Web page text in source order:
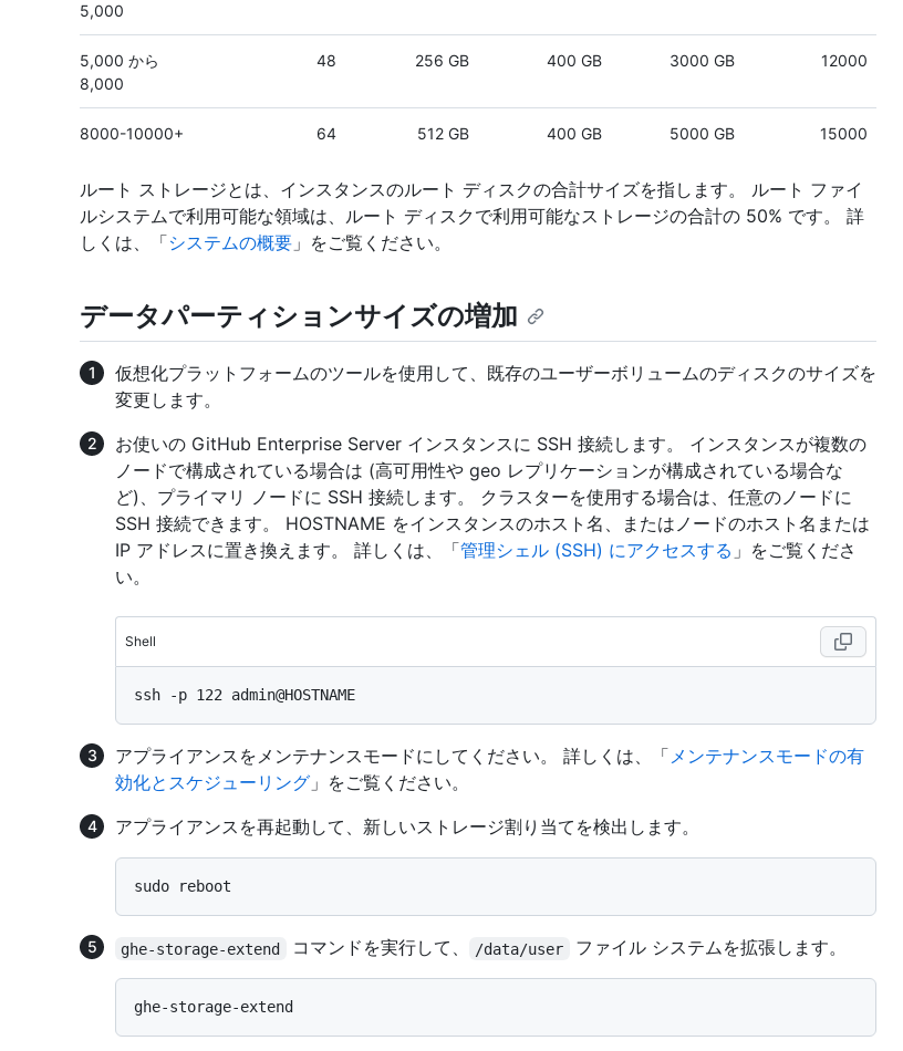
5,000
5,000 から
8,000
48 256 GB 400 GB 3000 GB 12000
8000-10000+ 64 512 GB 400 GB 5000 GB 15000
ルート ストレージとは、インスタンスのルート ディスクの合計サイズを指します。 ルート ファイ
ルシステムで利用可能な領域は、ルート ディスクで利用可能なストレージの合計の 50% です。 詳
しくは、「システムの概要 」をご覧ください。
データパーティションサイズの増加
仮想化プラットフォームのツールを使用して、既存のユーザーボリュームのディスクのサイズを
変更します。
お使いの GitHub Enterprise Server インスタンスに SSH 接続します。 インスタンスが複数の
ノードで構成されている場合は (高可用性や geo レプリケーションが構成されている場合な
ど)、プライマリ ノードに SSH 接続します。 クラスターを使用する場合は、任意のノードに
SSH 接続できます。 HOSTNAME をインスタンスのホスト名、またはノードのホスト名または
IP アドレスに置き換えます。 詳しくは、「管理シェル (SSH) にアクセスする 」をご覧くださ
い。
Shell
アプライアンスをメンテナンスモードにしてください。 詳しくは、「メンテナンスモードの有
効化とスケジューリング 」をご覧ください。
アプライアンスを再起動して、新しいストレージ割り当てを検出します。
ghe-storage-extend コマンドを実行して、 /data/user ファイル システムを拡張します。